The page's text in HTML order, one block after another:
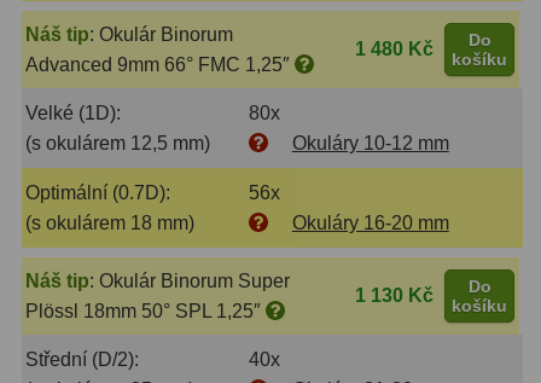
Astronomické44
Lovecké a turistické
Sportovní54
Kapesní14
Náš tip: Okulár Binorum
Advanced 9mm 66° FMC 1,25″
1 480 Kč
Do
košíku
Velké (1D):
80x
(s okulárem 12,5 mm)
Okuláry 10-12 mm
Optimální (0.7D):
56x
(s okulárem 18 mm)
Okuláry 16-20 mm
Náš tip: Okulár Binorum Super
Plössl 18mm 50° SPL 1,25″
1 130 Kč
Do
košíku
Střední (D/2):
40x